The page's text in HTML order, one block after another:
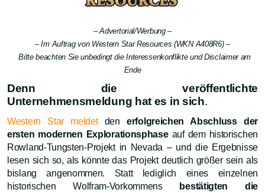
– Advertorial/Werbung –
– Im Auftrag von Western Star Resources (WKN A408R6) –
Bitte beachten Sie unbedingt die Interessenkonflikte und Disclaimer am
Ende
Denn die veröffentlichte
Unternehmensmeldung hat es in sich.
Western Star meldetden erfolgreichen Abschluss der
ersten modernen Explorationsphaseauf dem historischen
Rowland-Tungsten-Projekt in Nevada – und die Ergebnisse
lesen sich so, als könnte das Projekt deutlich größer sein als
bislang angenommen. Statt lediglich eines einzelnen
historischen Wolfram-Vorkommens
bestätigten die